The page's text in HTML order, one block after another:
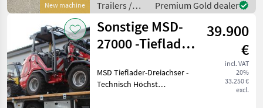
New machine
Trailers /
Sonstige
Premium Gold dealer
Sonstige MSD-
27000 -Tieflader-
39.900
€
incl. VAT
20%
33.250 €
excl.
MSD Tieflader-Dreiachser -
Technisch Höchst